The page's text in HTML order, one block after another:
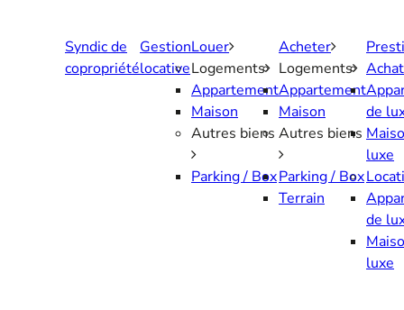
Syndic de
copropriété
Gestion
locative
Louer
Logements
Appartement
Maison
Autres biens
Parking / Box
Acheter
Logements
Appartement
Maison
Autres biens
Parking / Box
Terrain
Achat
de
luxe
de
luxe